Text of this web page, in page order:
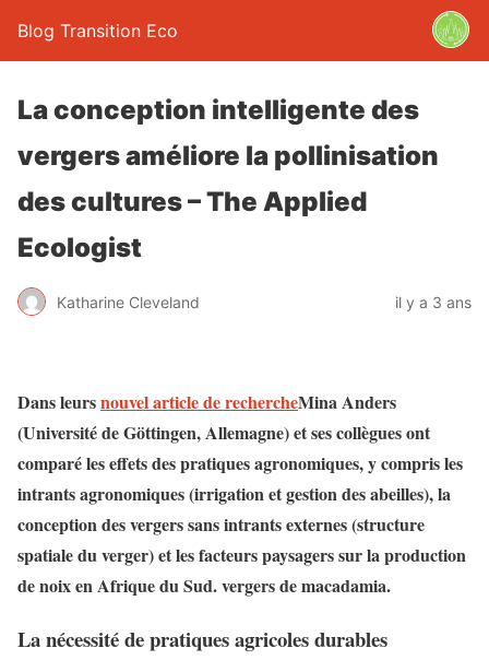
Blog Transition Eco
La conception intelligente des
vergers améliore la pollinisation
des cultures – The Applied
Ecologist
Katharine Cleveland il y a 3 ans
Dans leursnouvel article de rechercheMina Anders
(Université de Göttingen, Allemagne) et ses collègues ont
comparé les effets des pratiques agronomiques, y compris les
intrants agronomiques (irrigation et gestion des abeilles), la
conception des vergers sans intrants externes (structure
spatiale du verger) et les facteurs paysagers sur la production
de noix en Afrique du Sud. vergers de macadamia.
La nécessité de pratiques agricoles durables